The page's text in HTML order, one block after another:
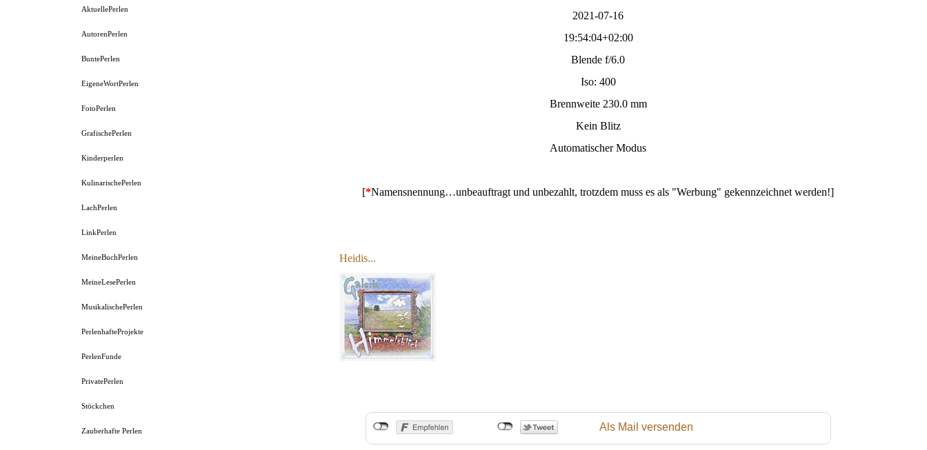
2021-07-16
19:54:04+02:00
Blende f/6.0
Iso: 400
Brennweite 230.0 mm
Kein Blitz
Automatischer Modus
[*Namensnennung…unbeauftragt und unbezahlt, trotzdem muss es als "Werbung" gekennzeichnet werden!]
Heidis...
Als Mail versenden
AktuellePerlen
AutorenPerlen
BuntePerlen
EigeneWortPerlen
FotoPerlen
GrafischePerlen
Kinderperlen
KulinarischePerlen
LachPerlen
LinkPerlen
MeineBuchPerlen
MeineLesePerlen
MusikalischePerlen
PerlenhafteProjekte
PerlenFunde
PrivatePerlen
Stöckchen
Zauberhafte Perlen